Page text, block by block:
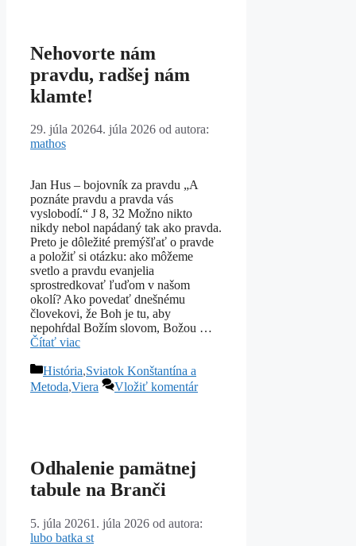
Nehovorte nám
pravdu, radšej nám
klamte!
29. júla 20264. júla 2026 od autora:
mathos
Jan Hus – bojovník za pravdu „A
poznáte pravdu a pravda vás
vyslobodí.“ J 8, 32 Možno nikto
nikdy nebol napádaný tak ako pravda.
Preto je dôležité premýšľať o pravde
a položiť si otázku: ako môžeme
svetlo a pravdu evanjelia
sprostredkovať ľuďom v našom
okolí? Ako povedať dnešnému
človekovi, že Boh je tu, aby
nepohŕdal Božím slovom, Božou …
Čítať viac
Kategórie
História,Sviatok Konštantína a
Metoda,Viera Vložiť komentár
Odhalenie pamätnej
tabule na Branči
5. júla 20261. júla 2026 od autora:
lubo batka st